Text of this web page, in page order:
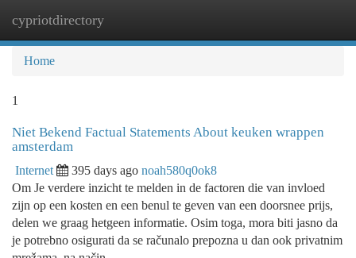
cypriotdirectory
Home
1
Niet Bekend Factual Statements About keuken wrappen
amsterdam
Internet 395 days ago noah580q0ok8
Om Je verdere inzicht te melden in de factoren die van invloed
zijn op een kosten en een benul te geven van een doorsnee prijs,
delen we graag hetgeen informatie. Osim toga, mora biti jasno da
je potrebno osigurati da se računalo prepozna u dan ook privatnim